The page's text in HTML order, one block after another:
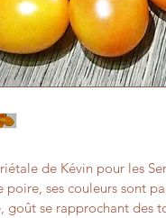
de Kévin pour les
poire, ses couleurs sont
goût se rapprochant des